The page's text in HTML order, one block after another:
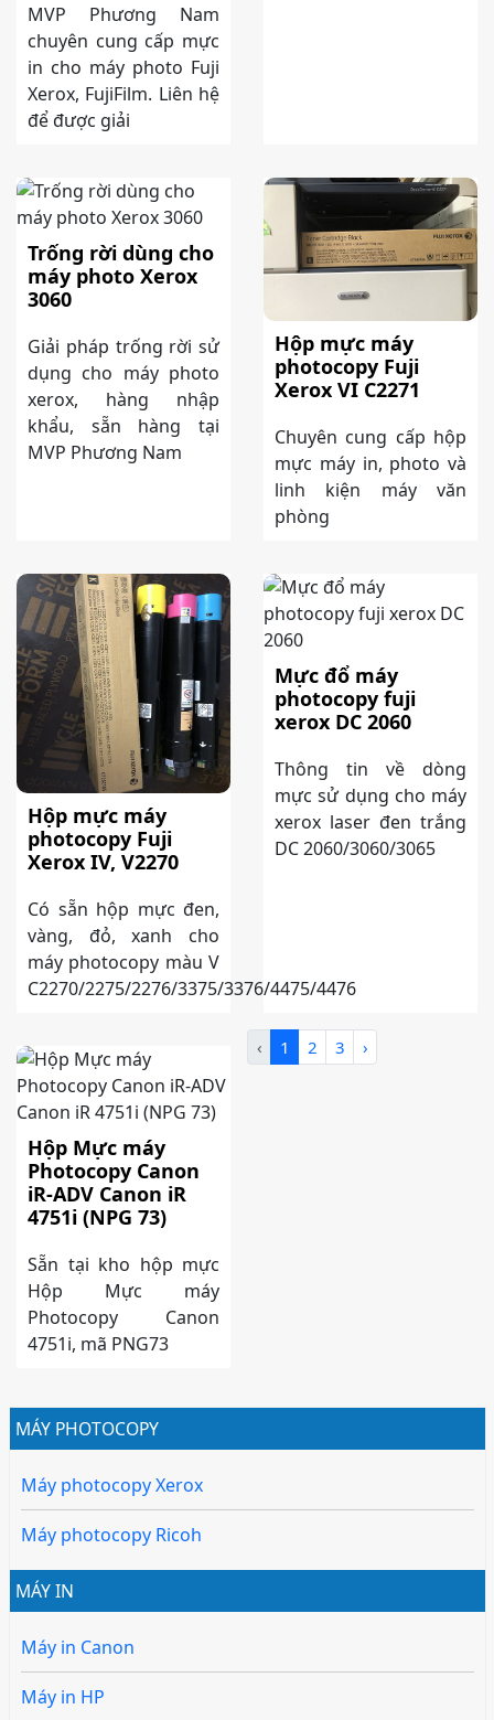
MVP Phương Nam
chuyên cung cấp mực
in cho máy photo Fuji
Xerox, FujiFilm. Liên hệ
để được giải
Trống rời dùng cho
máy photo Xerox
3060
Giải pháp trống rời sử
dụng cho máy photo
xerox, hàng nhập
khẩu, sẵn hàng tại
MVP Phương Nam
Hộp mực máy
photocopy Fuji
Xerox VI C2271
Chuyên cung cấp hộp
mực máy in, photo và
linh kiện máy văn
phòng
Hộp mực máy
photocopy Fuji
Xerox IV, V2270
Có sẵn hộp mực đen,
vàng, đỏ, xanh cho
máy photocopy màu V
C2270/2275/2276/3375/3376/4475/4476
Mực đổ máy
photocopy fuji
xerox DC 2060
Thông tin về dòng
mực sử dụng cho máy
xerox laser đen trắng
DC 2060/3060/3065
Hộp Mực máy
Photocopy Canon
iR-ADV Canon iR
4751i (NPG 73)
Sẵn tại kho hộp mực
Hộp Mực máy
Photocopy Canon
4751i, mã PNG73
‹ 1 2 3 ›
MÁY PHOTOCOPY
Máy photocopy Xerox
Máy photocopy Ricoh
MÁY IN
Máy in Canon
Máy in HP